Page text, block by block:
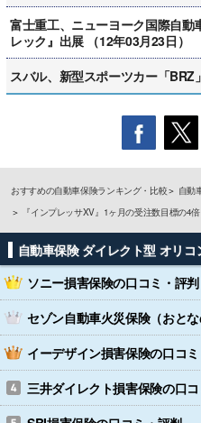
富士重工、ニューヨーク国際自
レック』出展 （12年03月23日）
スバル、新型スポーツカー「BRZ
おすすめの自動車保険ランキング・比較
自動
『インプレッサXV』1ヶ月の受注数目標の4倍
自動車保険 ダイレクト型 オリ
ソニー損害保険の口コミ・評判
セゾン自動車火災保険（おと
イーデザイン損害保険の口コ
三井ダイレクト損害保険の口